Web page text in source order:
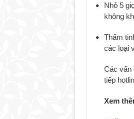
Nhỏ 5
không
Thấm
các loại
Các vấn
tiếp
Xem